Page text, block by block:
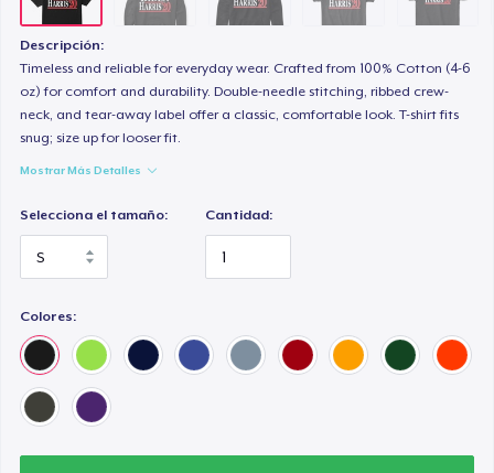
Descripción:
Timeless and reliable for everyday wear. Crafted from 100% Cotton (4-6
oz) for comfort and durability. Double-needle stitching, ribbed crew-
neck, and tear-away label offer a classic, comfortable look. T-shirt fits
snug; size up for looser fit.
Mostrar Más Detalles
Selecciona el tamaño: Cantidad:
Colores:
Classic Long Sleeve Tee